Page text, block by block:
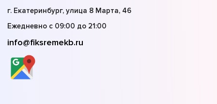
г. Екатеринбург, улица 8 Марта, 46
Ежедневно с 09:00 до 21:00
info@fiksremekb.ru